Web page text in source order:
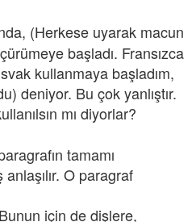
(Herkese uyarak macun
başladı. Fransızca
kullanmaya başladım,
deniyor. Bu çok yanlıştır.
mı diyorlar?
tamamı
anlaşılır. O paragraf
için de dişlere,